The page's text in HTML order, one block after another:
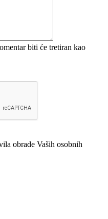
biti će tretiran kao
obrade Vaših osobnih